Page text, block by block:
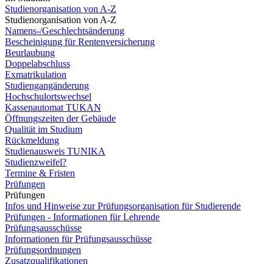
Studienorganisation von A-Z
Studienorganisation von A-Z
Namens-/Geschlechtsänderung
Bescheinigung für Rentenversicherung
Beurlaubung
Doppelabschluss
Exmatrikulation
Studiengangänderung
Hochschulortswechsel
Kassenautomat TUKAN
Öffnungszeiten der Gebäude
Qualität im Studium
Rückmeldung
Studienausweis TUNIKA
Studienzweifel?
Termine & Fristen
Prüfungen
Prüfungen
Infos und Hinweise zur Prüfungsorganisation für Studierende
Prüfungen - Informationen für Lehrende
Prüfungsausschüsse
Informationen für Prüfungsausschüsse
Prüfungsordnungen
Zusatzqualifikationen